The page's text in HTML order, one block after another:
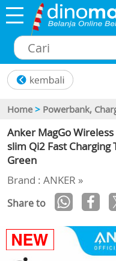
Home > Powerbank,
Anker MagGo
slim Qi2 Fast Charging
Green
Brand : ANKER »
Share to